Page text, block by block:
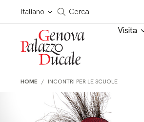
Salta al contenuto
Italiano
Cerca in tutto il sito
Cerca
Visita
HOME INCONTRI PER LE SCUOLE